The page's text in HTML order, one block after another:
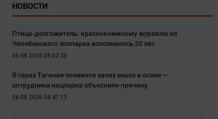
НОВОСТИ
Птица-долгожитель: краснокнижному журавлю из
Челябинского зоопарка исполнилось 20 лет
06.08.2026 08:52:30
В горах Таганая появился запах мыла и осени —
сотрудники нацпарка объяснили причину
06.08.2026 08:47:13